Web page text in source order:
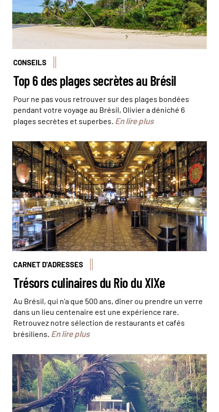
CONSEILS
Top 6 des plages secrètes au Brésil
Pour ne pas vous retrouver sur des plages bondées
pendant votre voyage au Brésil, Olivier a déniché 6
plages secrètes et superbes. En lire plus
© Dilvugação/MMPress
CARNET D'ADRESSES
Trésors culinaires du Rio du XIXe
Au Brésil, qui n’a que 500 ans, dîner ou prendre un verre
dans un lieu centenaire est une expérience rare.
Retrouvez notre sélection de restaurants et cafés
brésiliens. En lire plus
Inhotim est un centre d'art édifié en pleine nature ©
Rodrigo Arnaiz